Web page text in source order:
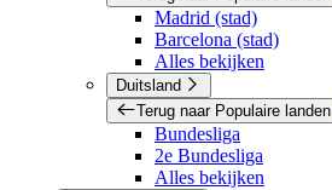
Madrid (stad)
Barcelona (stad)
Alles bekijken
Duitsland
Terug naar Populaire landen
Bundesliga
2e Bundesliga
Alles bekijken